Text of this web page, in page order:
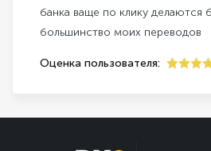
банка ваще по клику делаются
большинство моих переводов
Оценка пользователя: